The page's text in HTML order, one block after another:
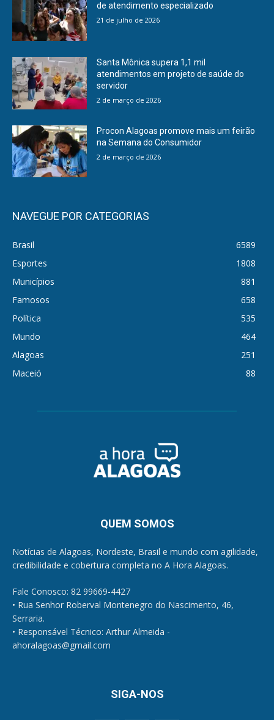
de atendimento especializado
21 de julho de 2026
Santa Mônica supera 1,1 mil
atendimentos em projeto de saúde do
servidor
2 de março de 2026
Procon Alagoas promove mais um feirão
na Semana do Consumidor
2 de março de 2026
NAVEGUE POR CATEGORIAS
Brasil
6589
Esportes
1808
Municípios
881
Famosos
658
Política
535
Mundo
464
Alagoas
251
Maceió
88
QUEM SOMOS
Notícias de Alagoas, Nordeste, Brasil e mundo com agilidade,
credibilidade e cobertura completa no A Hora Alagoas.
Fale Conosco: 82 99669-4427
• Rua Senhor Roberval Montenegro do Nascimento, 46,
Serraria.
• Responsável Técnico: Arthur Almeida -
ahoralagoas@gmail.com
SIGA-NOS